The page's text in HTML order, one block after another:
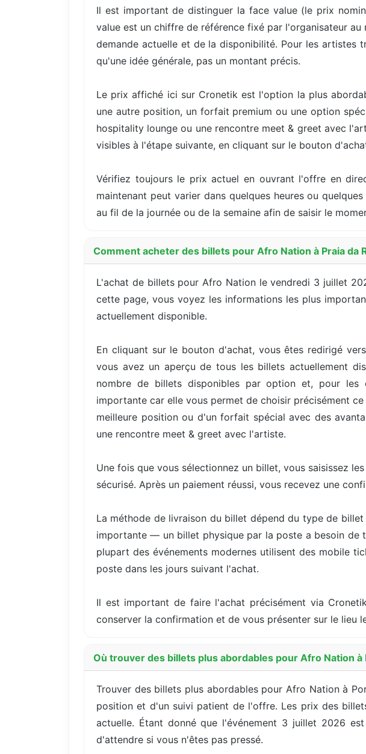
Il est important de distinguer la face value (le prix
value est un chiffre de référence fixé par l'organisateur
demande actuelle et de la disponibilité. Pour les
qu'une idée générale, pas un montant précis.
Le prix affiché ici sur Cronetik est l'option la plus
une autre position, un forfait premium ou une option
hospitality lounge ou une rencontre meet & greet avec
visibles à l'étape suivante, en cliquant sur le bouton
Vérifiez toujours le prix actuel en ouvrant l'offre en
maintenant peut varier dans quelques heures ou
au fil de la journée ou de la semaine afin de saisir le
Comment acheter des billets pour Afro Nation à Praia da
L'achat de billets pour Afro Nation le vendredi 3 juillet
cette page, vous voyez les informations les plus
actuellement disponible.
En cliquant sur le bouton d'achat, vous êtes redirigé
vous avez un aperçu de tous les billets actuellement
nombre de billets disponibles par option et, pour les
importante car elle vous permet de choisir précisément
meilleure position ou d'un forfait spécial avec des
une rencontre meet & greet avec l'artiste.
Une fois que vous sélectionnez un billet, vous saisissez
sécurisé. Après un paiement réussi, vous recevez une
La méthode de livraison du billet dépend du type de
importante — un billet physique par la poste a besoin de
plupart des événements modernes utilisent des mobile
poste dans les jours suivant l'achat.
Il est important de faire l'achat précisément via
conserver la confirmation et de vous présenter sur le lieu
Où trouver des billets plus abordables pour Afro Nation à
Trouver des billets plus abordables pour Afro Nation à
position et d'un suivi patient de l'offre. Les prix des
actuelle. Étant donné que l'événement 3 juillet 2026
d'attendre si vous n'êtes pas pressé.